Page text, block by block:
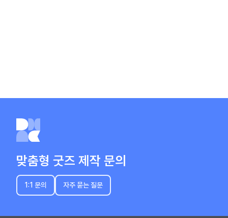
맞춤형 굿즈 제작 문의
1:1 문의 자주 묻는 질문